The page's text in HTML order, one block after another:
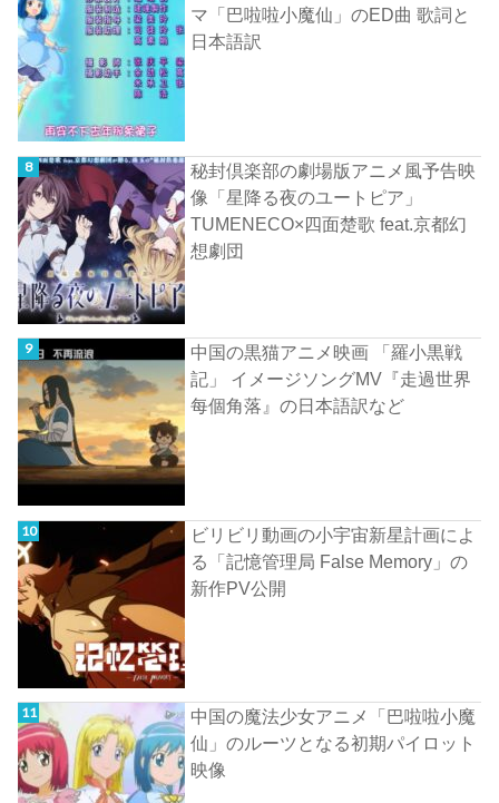
マ「巴啦啦小魔仙」のED曲 歌詞と
日本語訳
秘封倶楽部の劇場版アニメ風予告映
像「星降る夜のユートピア」
TUMENECO×四面楚歌 feat.京都幻
想劇団
中国の黒猫アニメ映画 「羅小黒戦
記」 イメージソングMV『走過世界
每個角落』の日本語訳など
ビリビリ動画の小宇宙新星計画によ
る「記憶管理局 False Memory」の
新作PV公開
中国の魔法少女アニメ「巴啦啦小魔
仙」のルーツとなる初期パイロット
映像